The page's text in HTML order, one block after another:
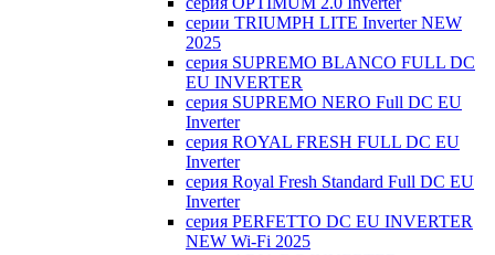
серии TRIUMPH LITE Inverter NEW
2025
серия SUPREMO BLANCO FULL DC
EU INVERTER
серия SUPREMO NERO Full DC EU
Inverter
серия ROYAL FRESH FULL DC EU
Inverter
серия Royal Fresh Standard Full DC EU
Inverter
серия PERFETTO DC EU INVERTER
NEW Wi-Fi 2025